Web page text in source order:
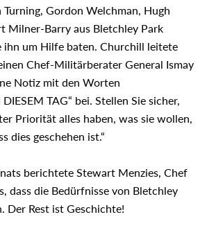
Turning, Gordon Welchman, Hugh
Milner-Barry aus Bletchley Park
ihn um Hilfe baten. Churchill leitete
Chef-Militärberater General Ismay
Notiz mit den Worten
TAG“ bei. Stellen Sie sicher,
Priorität alles haben, was sie wollen,
dies geschehen ist.“
berichtete Stewart Menzies, Chef
dass die Bedürfnisse von Bletchley
Der Rest ist Geschichte!